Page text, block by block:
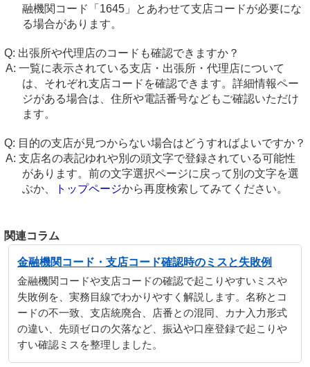
融機関コード「1645」とあわせて支店コードが必要にな
る場合があります。
出張所や代理店のコードも確認できますか？
一覧に表示されている支店・出張所・代理店について
は、それぞれ支店コードを確認できます。詳細情報ペー
ジがある場合は、住所や電話番号などもご確認いただけ
ます。
目的の支店が見つからない場合はどうすればよいですか？
支店名の表記ゆれや別の頭文字で登録されている可能性
があります。前の文字選択ページに戻って別の文字を選
ぶか、
トップページから再度検索してみてください。
関連コラム
金融機関コード・支店コード確認時のミスと失敗例
金融機関コードや支店コードの確認で起こりやすいミスや
失敗例を、実務目線でわかりやすく解説します。名称とコ
ードの不一致、支店統廃合、店番との混同、カナ入力形式
の違い、先頭ゼロの欠落など、振込や口座登録で起こりや
すい確認ミスを整理しました。